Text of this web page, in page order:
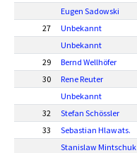
Eugen Sadowski
27
Unbekannt
Unbekannt
29
Bernd Wellhöfer
30
Rene Reuter
Unbekannt
32
Stefan Schössler
33
Sebastian Hlawats.
Stanislaw Mintschuk